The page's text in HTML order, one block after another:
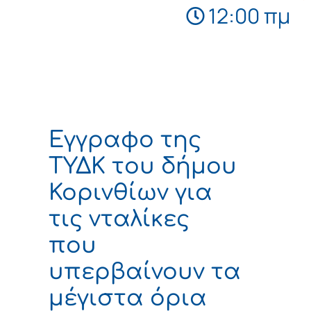
12:00 πμ
Εγγραφο της
ΤΥΔΚ του δήμου
Κορινθίων για
τις νταλίκες
που
υπερβαίνουν τα
μέγιστα όρια